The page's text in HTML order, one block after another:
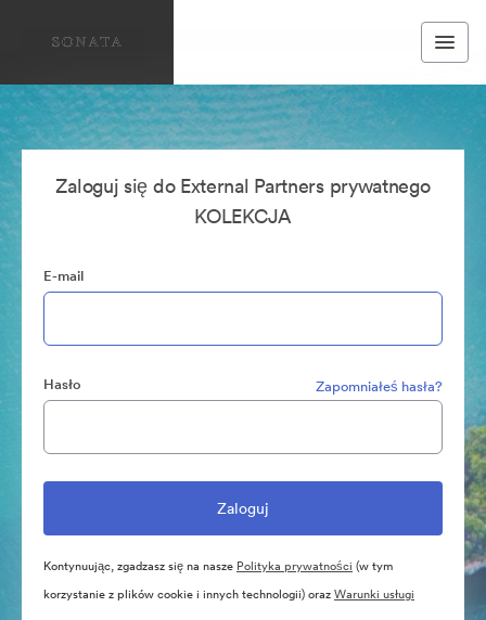
Zaloguj się do External Partners prywatnego
KOLEKCJA
E-mail
Hasło Zapomniałeś hasła?
Kontynuując, zgadzasz się na nasze Polityka prywatności (w tym
korzystanie z plików cookie i innych technologii) orazWarunki usługi